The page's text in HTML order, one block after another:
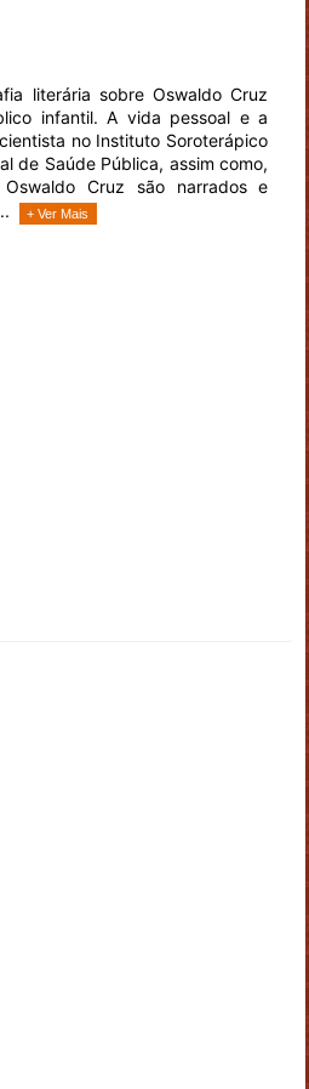
literária sobre Oswaldo Cruz
infantil. A vida pessoal e a
no Instituto Soroterápico
de Saúde Pública, assim como,
Cruz são narrados e
+ Ver Mais